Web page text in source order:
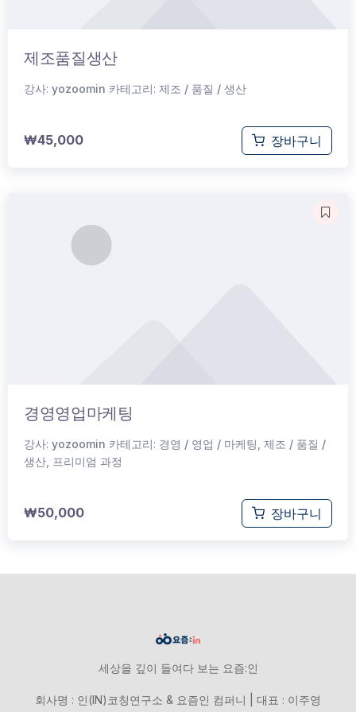
제조품질생산
강사: yozoomin 카테고리: 제조 / 품질 / 생산
₩45,000 장바구니
경영영업마케팅
강사: yozoomin 카테고리: 경영 / 영업 / 마케팅 제조 / 품질 /
생산 프리미엄 과정
₩50,000 장바구니
세상을 깊이 들여다 보는 요즘:인
회사명 : 인(IN)코칭연구소 & 요즘인 컴퍼니 | 대표 : 이주영